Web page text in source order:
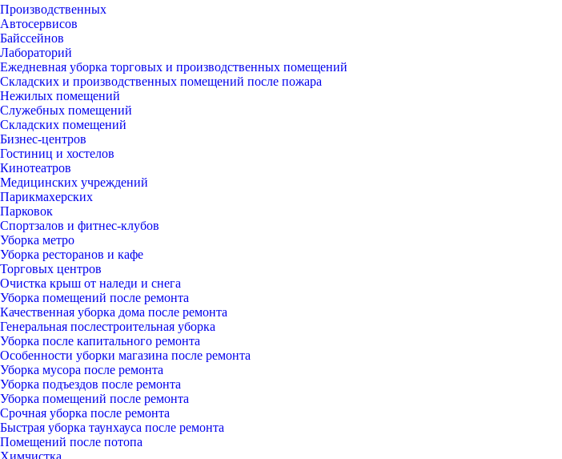
Производственных
Автосервисов
Байссейнов
Лабораторий
Ежедневная уборка торговых и производственных помещений
Складских и производственных помещений после пожара
Нежилых помещений
Служебных помещений
Складских помещений
Бизнес-центров
Гостиниц и хостелов
Кинотеатров
Медицинских учреждений
Парикмахерских
Парковок
Спортзалов и фитнес-клубов
Уборка метро
Уборка ресторанов и кафе
Торговых центров
Очистка крыш от наледи и снега
Уборка помещений после ремонта
Качественная уборка дома после ремонта
Генеральная послестроительная уборка
Уборка после капитального ремонта
Особенности уборки магазина после ремонта
Уборка мусора после ремонта
Уборка подъездов после ремонта
Уборка помещений после ремонта
Срочная уборка после ремонта
Быстрая уборка таунхауса после ремонта
Помещений после потопа
Химчистка